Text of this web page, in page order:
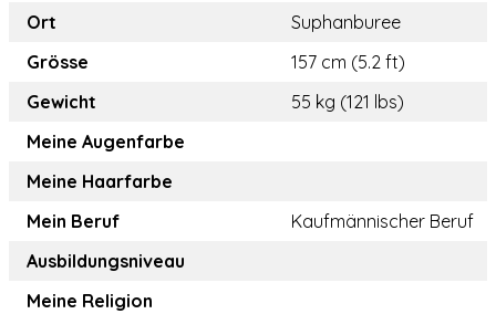
Ort
Suphanburee
Grösse
157 cm (5.2 ft)
Gewicht
55 kg (121 lbs)
Meine Augenfarbe
Meine Haarfarbe
Mein Beruf
Kaufmännischer Beruf
Ausbildungsniveau
Meine Religion